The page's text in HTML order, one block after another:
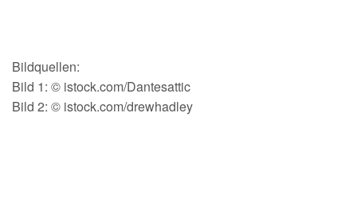
Bildquellen:
Bild 1: © istock.com/Dantesattic
Bild 2: © istock.com/drewhadley